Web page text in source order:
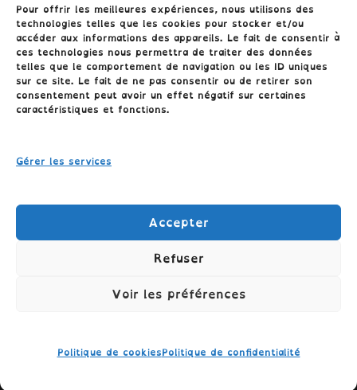
Pour offrir les meilleures expériences, nous utilisons des
technologies telles que les cookies pour stocker et/ou
accéder aux informations des appareils. Le fait de consentir à
ces technologies nous permettra de traiter des données
telles que le comportement de navigation ou les ID uniques
sur ce site. Le fait de ne pas consentir ou de retirer son
consentement peut avoir un effet négatif sur certaines
caractéristiques et fonctions.
Gérer les services
Accepter
Refuser
Voir les préférences
Politique de cookiesPolitique de confidentialité
Conditions générales
Politique de cookies (UE)
Politique de confidentialité
TÉLÉPHONE: 06.04.09.26.45 //
COLLECTIONCLASSECROUTE@GMAIL.COM